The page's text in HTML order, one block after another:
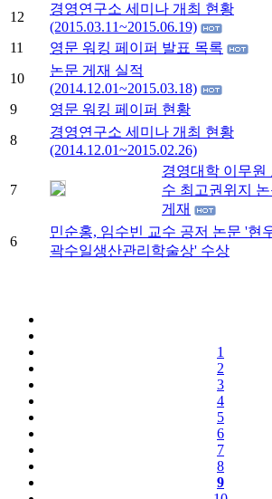
12
경영연구소 세미나 개최 현황
(2015.03.11~2015.06.19)
11
영문 워킹 페이퍼 발표 목록
10
논문 게재 실적
(2014.12.01~2015.03.18)
9
영문 워킹 페이퍼 현황
8
경영연구소 세미나 개최 현황
(2014.12.01~2015.02.26)
7
경영대학 이무원
수 최고권위지
게재
6
민순홍, 임수빈 교수 공저 논문 '현
곽수일생산관리학술상' 수상
1
2
3
4
5
6
7
8
9